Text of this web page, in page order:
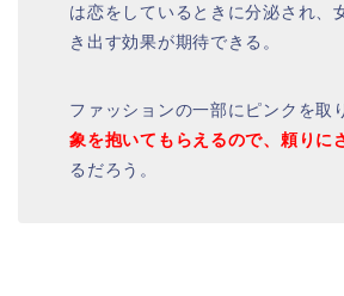
は恋をしているときに分泌され、
き出す効果が期待できる。
ファッションの一部にピンクを取
象を抱いてもらえるので、頼りに
るだろう。